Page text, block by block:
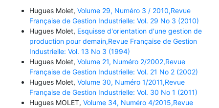
Hugues Molet, Volume 29, Numéro 3 / 2010,Revue
Française de Gestion Industrielle: Vol. 29 No 3 (2010)
Hugues Molet, Esquisse d'orientation d'une gestion de
production pour demain,Revue Française de Gestion
Industrielle: Vol. 13 No 3 (1994)
Hugues Molet, Volume 21, Numéro 2/2002,Revue
Française de Gestion Industrielle: Vol. 21 No 2 (2002)
Hugues Molet, Volume 30, Numéro 1/2011,Revue
Française de Gestion Industrielle: Vol. 30 No 1 (2011)
Hugues MOLET, Volume 34, Numéro 4/2015,Revue